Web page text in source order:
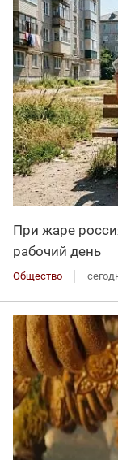
При жаре
рабочий день
Общество